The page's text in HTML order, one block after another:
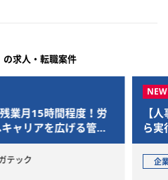
の求人・転職案件
業月15時間程度！労
ャリアを広げる管理
テック
【
ら実
ーの
企